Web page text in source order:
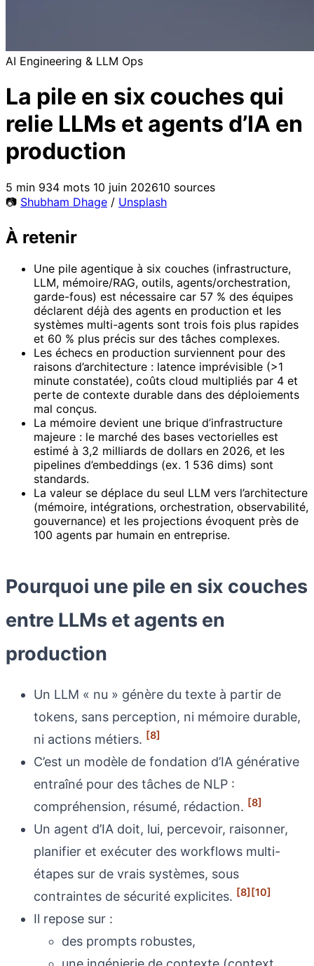
AI Engineering & LLM Ops
La pile en six couches qui
relie LLMs et agents d’IA en
production
5 min 934 mots 10 juin 202610 sources
📷 Shubham Dhage / Unsplash
À retenir
Une pile agentique à six couches (infrastructure,
LLM, mémoire/RAG, outils, agents/orchestration,
garde-fous) est nécessaire car 57 % des équipes
déclarent déjà des agents en production et les
systèmes multi-agents sont trois fois plus rapides
et 60 % plus précis sur des tâches complexes.
Les échecs en production surviennent pour des
raisons d’architecture : latence imprévisible (>1
minute constatée), coûts cloud multipliés par 4 et
perte de contexte durable dans des déploiements
mal conçus.
La mémoire devient une brique d’infrastructure
majeure : le marché des bases vectorielles est
estimé à 3,2 milliards de dollars en 2026, et les
pipelines d’embeddings (ex. 1 536 dims) sont
standards.
La valeur se déplace du seul LLM vers l’architecture
(mémoire, intégrations, orchestration, observabilité,
gouvernance) et les projections évoquent près de
100 agents par humain en entreprise.
Pourquoi une pile en six couches
entre LLMs et agents en
production
Un LLM « nu » génère du texte à partir de
tokens, sans perception, ni mémoire durable,
ni actions métiers. [8]
C’est un modèle de fondation d’IA générative
entraîné pour des tâches de NLP :
compréhension, résumé, rédaction. [8]
Un agent d’IA doit, lui, percevoir, raisonner,
planifier et exécuter des workflows multi-
étapes sur de vrais systèmes, sous
contraintes de sécurité explicites. [8][10]
Il repose sur :
des prompts robustes,